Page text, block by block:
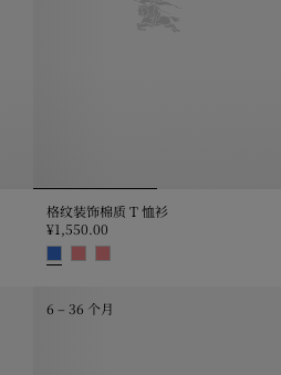
格纹装饰棉质 T 恤衫
¥1,550.00
6 – 36 个月